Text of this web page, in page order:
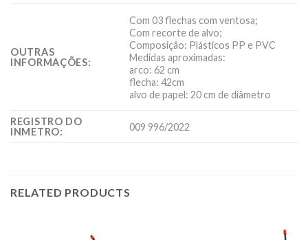
OUTRAS
INFORMAÇÕES:
Com 03 flechas com ventosa;
Com recorte de alvo;
Composição: Plásticos PP e PVC
Medidas aproximadas:
arco: 62 cm
flecha: 42cm
alvo de papel: 20 cm de diâmetro
REGISTRO DO
INMETRO:
009 996/2022
RELATED PRODUCTS